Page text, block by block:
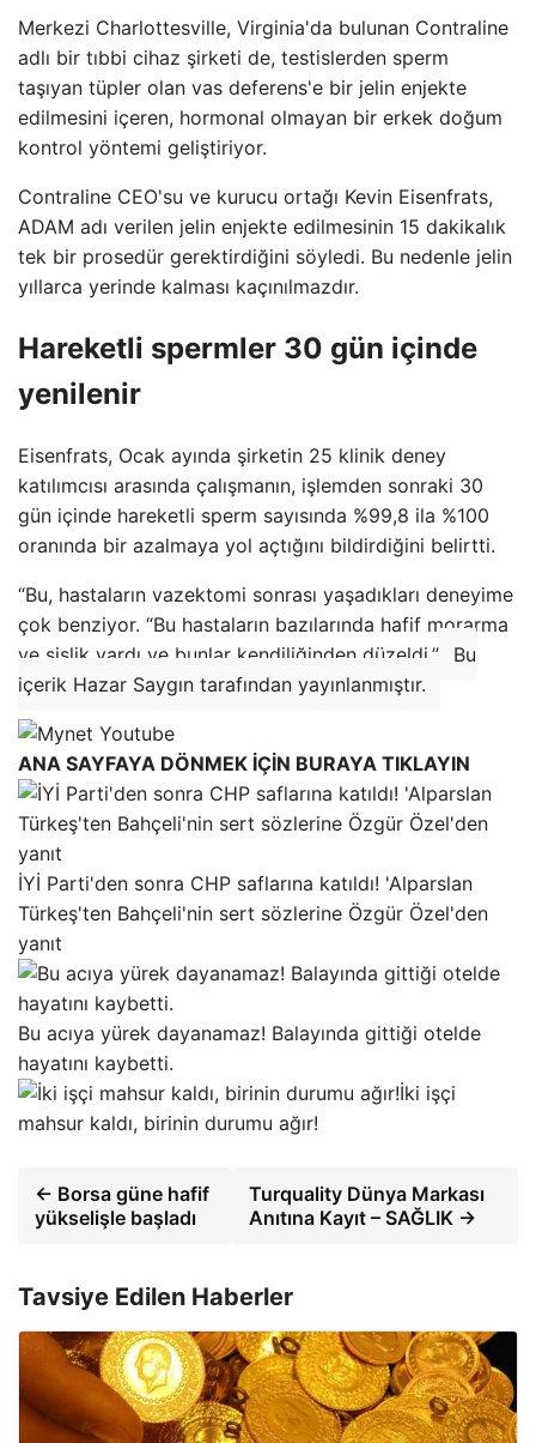
Merkezi Charlottesville, Virginia'da bulunan Contraline
adlı bir tıbbi cihaz şirketi de, testislerden sperm
taşıyan tüpler olan vas deferens'e bir jelin enjekte
edilmesini içeren, hormonal olmayan bir erkek doğum
kontrol yöntemi geliştiriyor.
Contraline CEO'su ve kurucu ortağı Kevin Eisenfrats,
ADAM adı verilen jelin enjekte edilmesinin 15 dakikalık
tek bir prosedür gerektirdiğini söyledi. Bu nedenle jelin
yıllarca yerinde kalması kaçınılmazdır.
Hareketli spermler 30 gün içinde
yenilenir
Eisenfrats, Ocak ayında şirketin 25 klinik deney
katılımcısı arasında çalışmanın, işlemden sonraki 30
gün içinde hareketli sperm sayısında %99,8 ila %100
oranında bir azalmaya yol açtığını bildirdiğini belirtti.
“Bu, hastaların vazektomi sonrası yaşadıkları deneyime
çok benziyor. “Bu hastaların bazılarında hafif morarma
ve şişlik vardı ve bunlar kendiliğinden düzeldi.”
Bu
içerik Hazar Saygın tarafından yayınlanmıştır.
ANA SAYFAYA DÖNMEK İÇİN BURAYA TIKLAYIN
İYİ Parti'den sonra CHP saflarına katıldı! 'Alparslan
Türkeş'ten Bahçeli'nin sert sözlerine Özgür Özel'den
yanıt
Bu acıya yürek dayanamaz! Balayında gittiği otelde
hayatını kaybetti.
İki işçi
mahsur kaldı, birinin durumu ağır!
← Borsa güne hafif
yükselişle başladı
Turquality Dünya Markası
Anıtına Kayıt – SAĞLIK →
Tavsiye Edilen Haberler